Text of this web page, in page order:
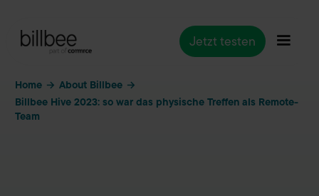
Jetzt testen
Home → About Billbee →
Billbee Hive 2023: so war das physische Treffen als Remote-
Team